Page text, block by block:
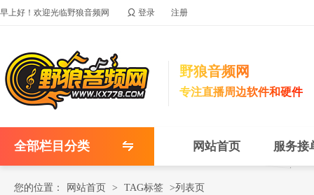
早上好！欢迎光临野狼音频网  登录 注册
野狼音频网
专注直播周边软件和硬件
全部栏目分类 网站首页 服务接
您的位置： 网站首页 > TAG标签 >列表页